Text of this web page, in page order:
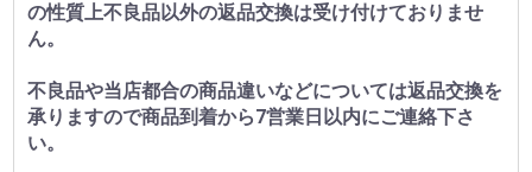
の性質上不良品以外の返品交換は受け付けておりませ
ん。
不良品や当店都合の商品違いなどについては返品交換を
承りますので商品到着から7営業日以内にご連絡下さ
い。